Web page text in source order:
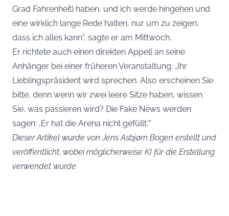
Grad Fahrenheit) haben, und ich werde hingehen und
eine wirklich lange Rede halten, nur um zu zeigen,
dass ich alles kann“, sagte er am Mittwoch.
Er richtete auch einen direkten Appell an seine
Anhänger bei einer früheren Veranstaltung: „Ihr
Lieblingspräsident wird sprechen. Also erscheinen Sie
bitte, denn wenn wir zwei leere Sitze haben, wissen
Sie, was passieren wird? Die Fake News werden
sagen: ‚Er hat die Arena nicht gefüllt.‘“
Dieser Artikel wurde von Jens Asbjørn Bogen erstellt und
veröffentlicht, wobei möglicherweise KI für die Erstellung
verwendet wurde